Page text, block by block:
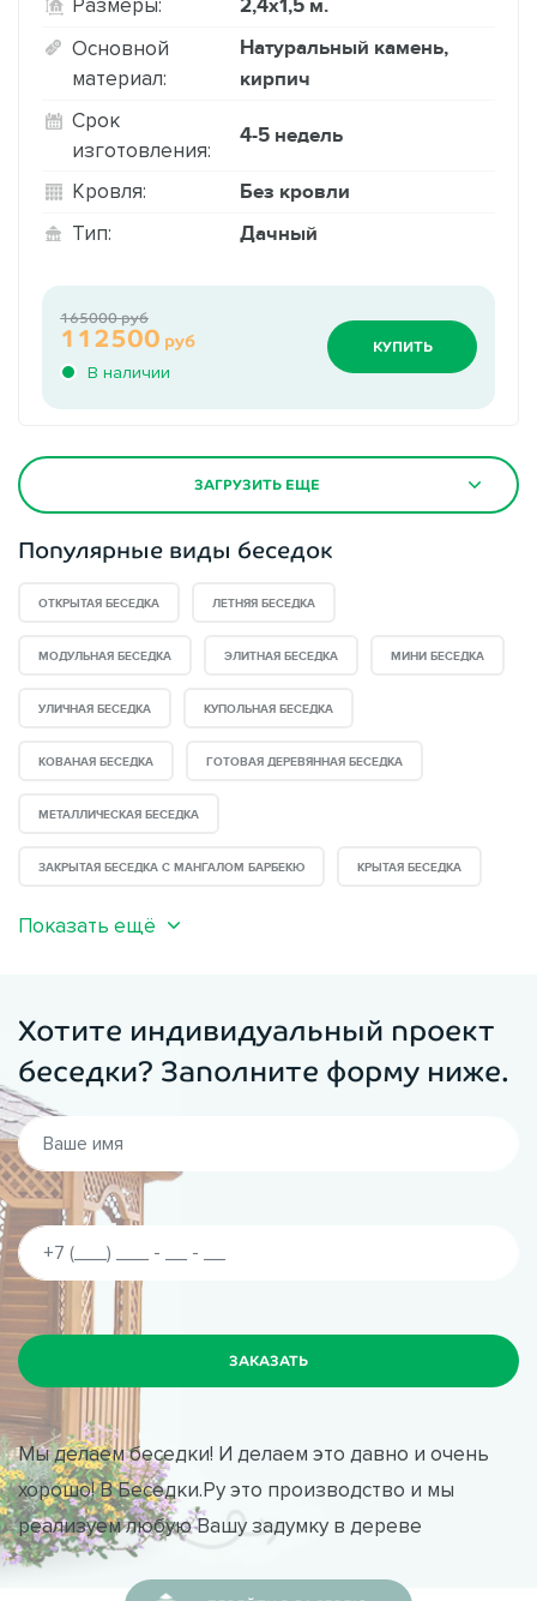
Размеры: 2,4х1,5 м.
Основной
материал:
Натуральный камень,
кирпич
Срок
изготовления:
4-5 недель
Кровля: Без кровли
Тип: Дачный
В наличии
112500 руб
165000 руб
КУПИТЬ
ЗАГРУЗИТЬ ЕЩЕ
Популярные виды беседок
ОТКРЫТАЯ БЕСЕДКА ЛЕТНЯЯ БЕСЕДКА
МОДУЛЬНАЯ БЕСЕДКА ЭЛИТНАЯ БЕСЕДКА МИНИ БЕСЕДКА
УЛИЧНАЯ БЕСЕДКА КУПОЛЬНАЯ БЕСЕДКА
КОВАНАЯ БЕСЕДКА ГОТОВАЯ ДЕРЕВЯННАЯ БЕСЕДКА
МЕТАЛЛИЧЕСКАЯ БЕСЕДКА
ЗАКРЫТАЯ БЕСЕДКА С МАНГАЛОМ БАРБЕКЮ КРЫТАЯ БЕСЕДКА
Показать ещё
Хотите индивидуальный проект
беседки? Заполните форму ниже.
Мы делаем беседки! И делаем это давно и очень
хорошо! В Беседки.Ру это производство и мы
реализуем любую Вашу задумку в дереве